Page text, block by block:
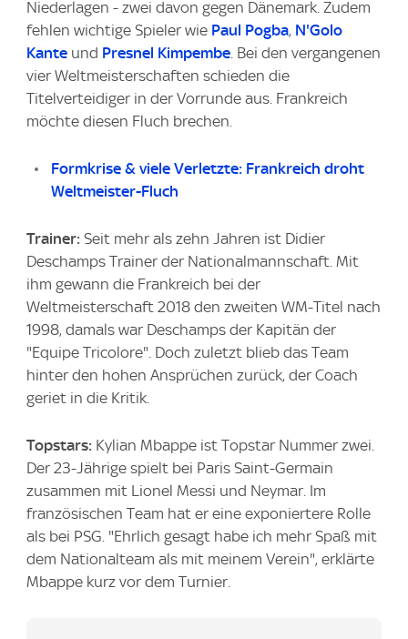
Niederlagen - zwei davon gegen Dänemark. Zudem
fehlen wichtige Spieler wie Paul Pogba, N'Golo
Kante und Presnel Kimpembe. Bei den vergangenen
vier Weltmeisterschaften schieden die
Titelverteidiger in der Vorrunde aus. Frankreich
möchte diesen Fluch brechen.
Formkrise & viele Verletzte: Frankreich droht
Weltmeister-Fluch
Trainer: Seit mehr als zehn Jahren ist Didier
Deschamps Trainer der Nationalmannschaft. Mit
ihm gewann die Frankreich bei der
Weltmeisterschaft 2018 den zweiten WM-Titel nach
1998, damals war Deschamps der Kapitän der
"Equipe Tricolore". Doch zuletzt blieb das Team
hinter den hohen Ansprüchen zurück, der Coach
geriet in die Kritik.
Topstars: Kylian Mbappe ist Topstar Nummer zwei.
Der 23-Jährige spielt bei Paris Saint-Germain
zusammen mit Lionel Messi und Neymar. Im
französischen Team hat er eine exponiertere Rolle
als bei PSG. "Ehrlich gesagt habe ich mehr Spaß mit
dem Nationalteam als mit meinem Verein", erklärte
Mbappe kurz vor dem Turnier.